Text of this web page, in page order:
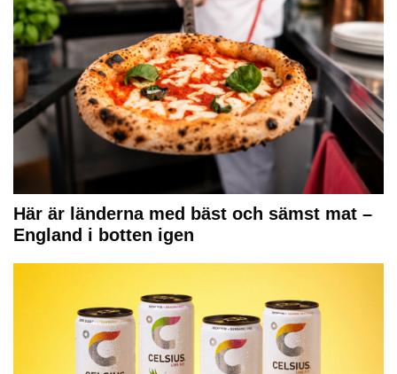
Här är länderna med bäst och sämst mat –
England i botten igen